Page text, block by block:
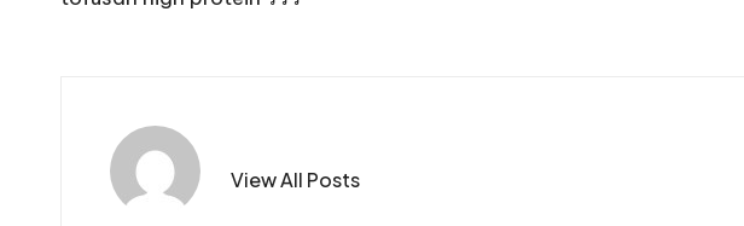
View All Posts